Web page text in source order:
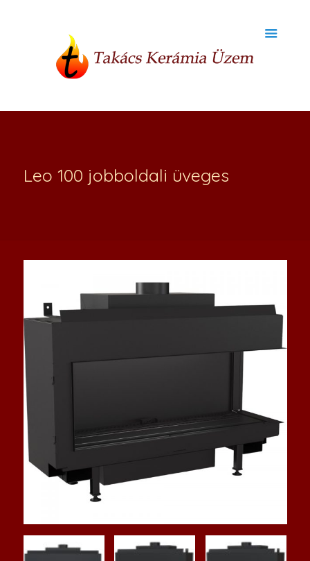
Leo 100 jobboldali üveges